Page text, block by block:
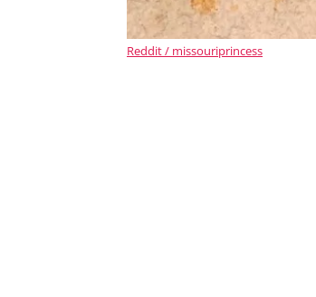
Reddit / missouriprincess